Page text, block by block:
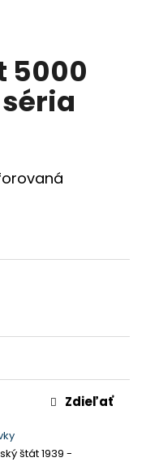
5000
štát 1939 -
Zdieľať